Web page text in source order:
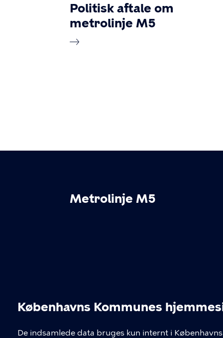
Københavns Kommunes
De indsamlede data bruges kun internt i
Politisk aftale om
metrolinje M5
Metrolinje M5
cbu@okf.kk.dk